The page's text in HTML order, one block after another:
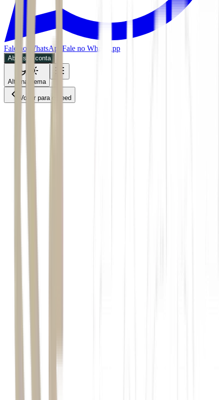
Fale no WhatsApp Fale no WhatsApp
Abra sua conta
Alternar tema
Voltar para o Feed